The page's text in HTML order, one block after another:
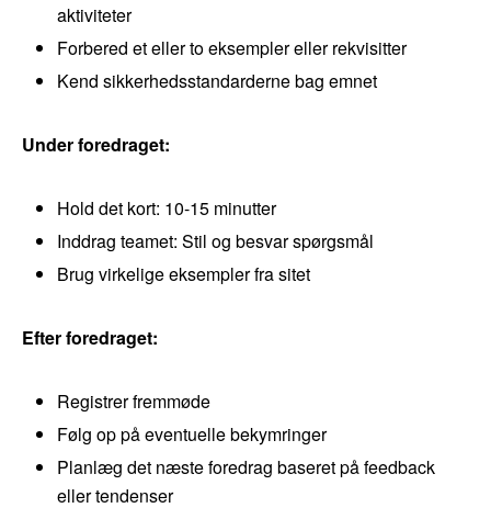
aktiviteter
Forbered et eller to eksempler eller rekvisitter
Kend sikkerhedsstandarderne bag emnet
Under foredraget:
Hold det kort: 10-15 minutter
Inddrag teamet: Stil og besvar spørgsmål
Brug virkelige eksempler fra sitet
Efter foredraget:
Registrer fremmøde
Følg op på eventuelle bekymringer
Planlæg det næste foredrag baseret på feedback
eller tendenser